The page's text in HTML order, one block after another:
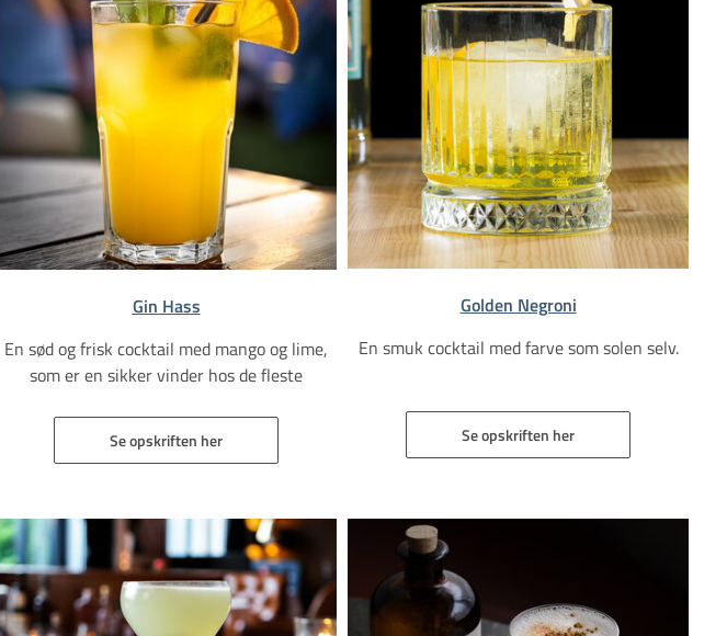
Gin Hass
En sød og frisk cocktail med mango og lime,
som er en sikker vinder hos de fleste
Se opskriften her
Golden Negroni
En smuk cocktail med farve som solen selv.
Se opskriften her